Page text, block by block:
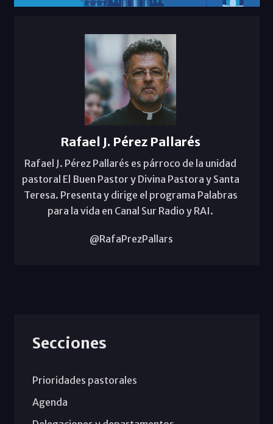
Rafael J. Pérez Pallarés
Rafael J. Pérez Pallarés es párroco de la unidad
pastoral El Buen Pastor y Divina Pastora y Santa
Teresa. Presenta y dirige el programa Palabras
para la vida en Canal Sur Radio y RAI.
@RafaPrezPallars
Secciones
Prioridades pastorales
Agenda